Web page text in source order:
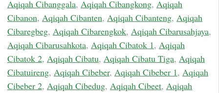
Aqiqah Cibanggala, Aqiqah Cibangkong, Aqiqah
Cibanon, Aqiqah Cibanten, Aqiqah Cibanteng, Aqiqah
Cibaregbeg, Aqiqah Cibarengkok, Aqiqah Cibarusahjaya,
Aqiqah Cibarusahkota, Aqiqah Cibatok 1, Aqiqah
Cibatok 2, Aqiqah Cibatu, Aqiqah Cibatu Tiga, Aqiqah
Cibatuireng, Aqiqah Cibeber, Aqiqah Cibeber 1, Aqiqah
Cibeber 2, Aqiqah Cibedug, Aqiqah Cibeet, Aqiqah